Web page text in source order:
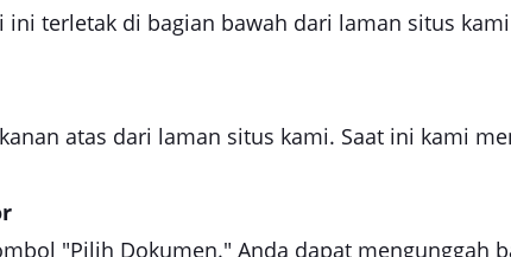
ini terletak di bagian bawah dari laman situs
atas dari laman situs kami. Saat ini kami
"Pilih Dokumen." Anda dapat mengunggah